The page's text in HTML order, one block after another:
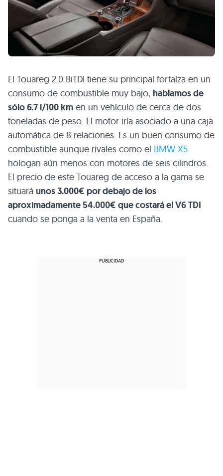
El Touareg 2.0 BiTDI tiene su principal fortalza en un
consumo de combustible muy bajo, hablamos de
sólo 6.7 l/100 km en un vehículo de cerca de dos
toneladas de peso. El motor iría asociado a una caja
automática de 8 relaciones. Es un buen consumo de
combustible aunque rivales como el BMW X5
hologan aún menos con motores de seis cilindros.
El precio de este Touareg de acceso a la gama se
situará unos 3.000€ por debajo de los
aproximadamente 54.000€ que costará elV6 TDI
cuando se ponga a la venta en España.